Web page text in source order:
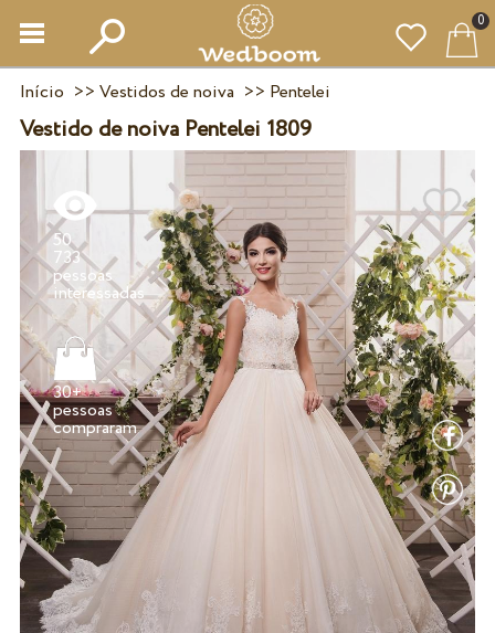
0
Início >> Vestidos de noiva >> Pentelei
Vestido de noiva Pentelei 1809
50
733
pessoas
interessadas
30+
pessoas
compraram